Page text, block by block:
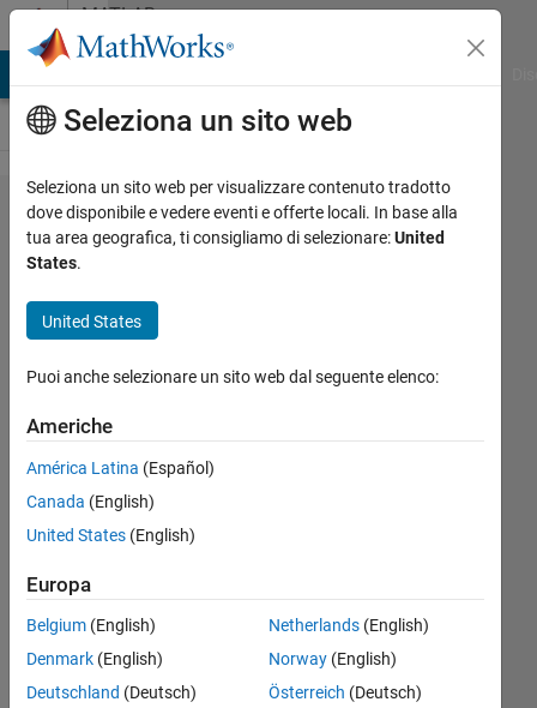
Vai al contenutoMATLAB
Answers
GUI help . Add
List
in GUI for
subsets and
select multiple
data imported for
further analysis
16 Nov
2011
1
Risposta
Seleziona un sito web
Seleziona un sito web per visualizzare contenuto tradotto
dove disponibile e vedere eventi e offerte locali. In base alla
tua area geografica, ti consigliamo di selezionare:United
States.
United States
Puoi anche selezionare un sito web dal seguente elenco:
Americhe
América Latina (Español)
Canada (English)
United States (English)
Europa
Belgium (English)
Denmark (English)
Deutschland (Deutsch)
Netherlands(English)
Norway(English)
Österreich (Deutsch)